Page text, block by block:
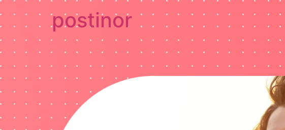
postinor